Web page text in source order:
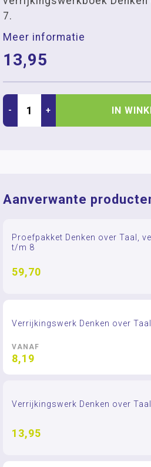
7.
Meer informatie
13,95
- + IN
Aanverwante
Proefpakket Denken over Taal,
t/m 8
59,70
Verrijkingswerk Denken over
VANAF
8,19
Verrijkingswerk Denken over
13,95